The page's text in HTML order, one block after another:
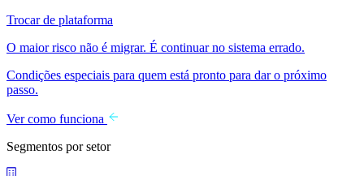
Trocar de plataforma
O maior risco não é migrar. É continuar no sistema errado.
Condições especiais para quem está pronto para dar o próximo
passo.
Ver como funciona
Segmentos por setor